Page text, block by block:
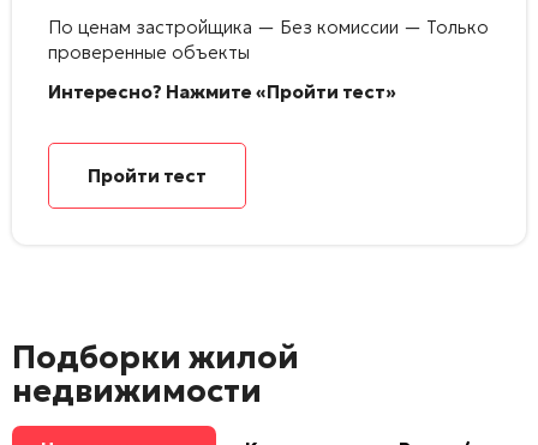
По ценам застройщика — Без комиссии — Только
проверенные объекты
Интересно? Нажмите «Пройти тест»
Пройти тест
Подборки жилой
недвижимости